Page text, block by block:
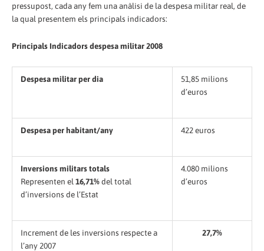
pressupost, cada any fem una anàlisi de la despesa militar real, de
la qual presentem els principals indicadors:
Principals Indicadors despesa militar 2008
Despesa militar per dia
51,85 milions
d’euros
Despesa per habitant/any 422 euros
Inversions militars totals
Representen el 16,71%del total
d’inversions de l’Estat
4.080 milions
d’euros
Increment de les inversions respecte a
l’any 2007
27,7%